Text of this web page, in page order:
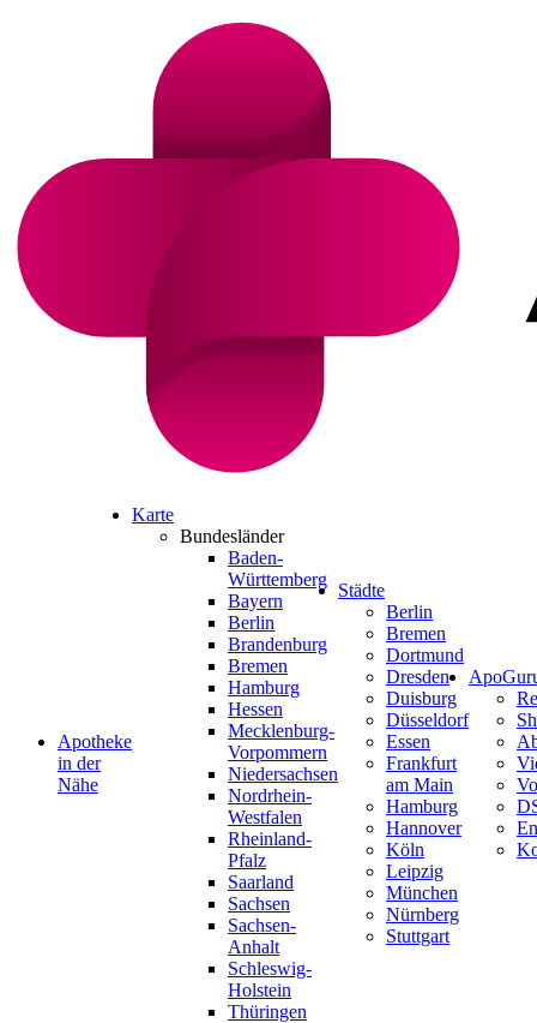
Apotheke
in der
Nähe
Karte
Bundesländer
Baden-
Württemberg
Bayern
Berlin
Brandenburg
Bremen
Hamburg
Hessen
Mecklenburg-
Vorpommern
Niedersachsen
Nordrhein-
Westfalen
Rheinland-
Pfalz
Saarland
Sachsen
Sachsen-
Anhalt
Schleswig-
Holstein
Thüringen
Städte
Berlin
Bremen
Dortmund
Dresden
Duisburg
Düsseldorf
Essen
Frankfurt
am Main
Hamburg
Hannover
Köln
Leipzig
München
Nürnberg
Stuttgart